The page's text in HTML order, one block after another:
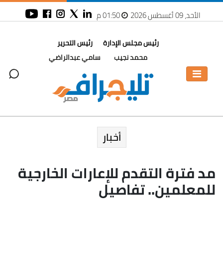
الأحد، 09 أغسطس 2026 01:50 م
رئيس مجلس الإدارة
محمد نجيب
رئيس التحرير
سامي عبدالراضي
أخبار
مد فترة التقدم للإعارات الخارجية
للمعلمين.. تفاصيل